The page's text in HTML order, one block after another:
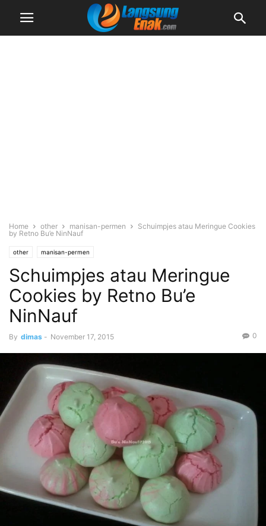
Home other manisan-permen
Schuimpjes atau Meringue Cookies
by Retno Bu’e NinNauf
other manisan-permen
Schuimpjes atau Meringue
Cookies by Retno Bu’e
NinNauf
By dimas - November 17, 2015 0